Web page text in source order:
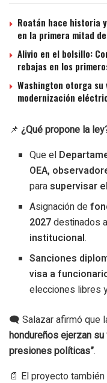
Roatán hace historia
en la primera mitad
Alivio en el bolsillo:
rebajas en los
Washington otorga
modernización
📌 ¿Qué propone la
Que el
OEA,
parasupervisar
Asignación de
2027destinados
institucional.
Sanciones
visa a
elecciones libres
🗨️ Salazar afirmó que
hondureños ejerzan
presiones políticas”.
📄 El proyecto